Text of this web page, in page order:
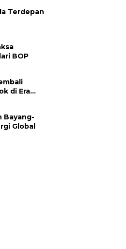
Terdepan
BOP
di Era
Bayang-
Global